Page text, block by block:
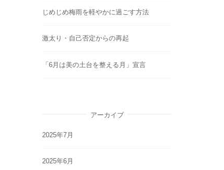
じめじめ梅雨を軽やかに過ごす方法
激太り・自己否定からの再起
「6月は美の土台を整える月」宣言
アーカイブ
2025年7月
2025年6月